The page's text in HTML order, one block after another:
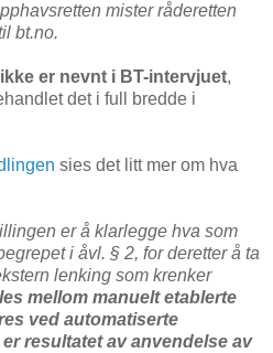
mister råderetten
bt.no.
er nevnt i BT-intervjuet,
det i full bredde i
sies det litt mer om hva
er å klarlegge hva som
i åvl. § 2, for deretter å ta
lenking som krenker
mellom manuelt etablerte
ved automatiserte
resultatet av anvendelse av